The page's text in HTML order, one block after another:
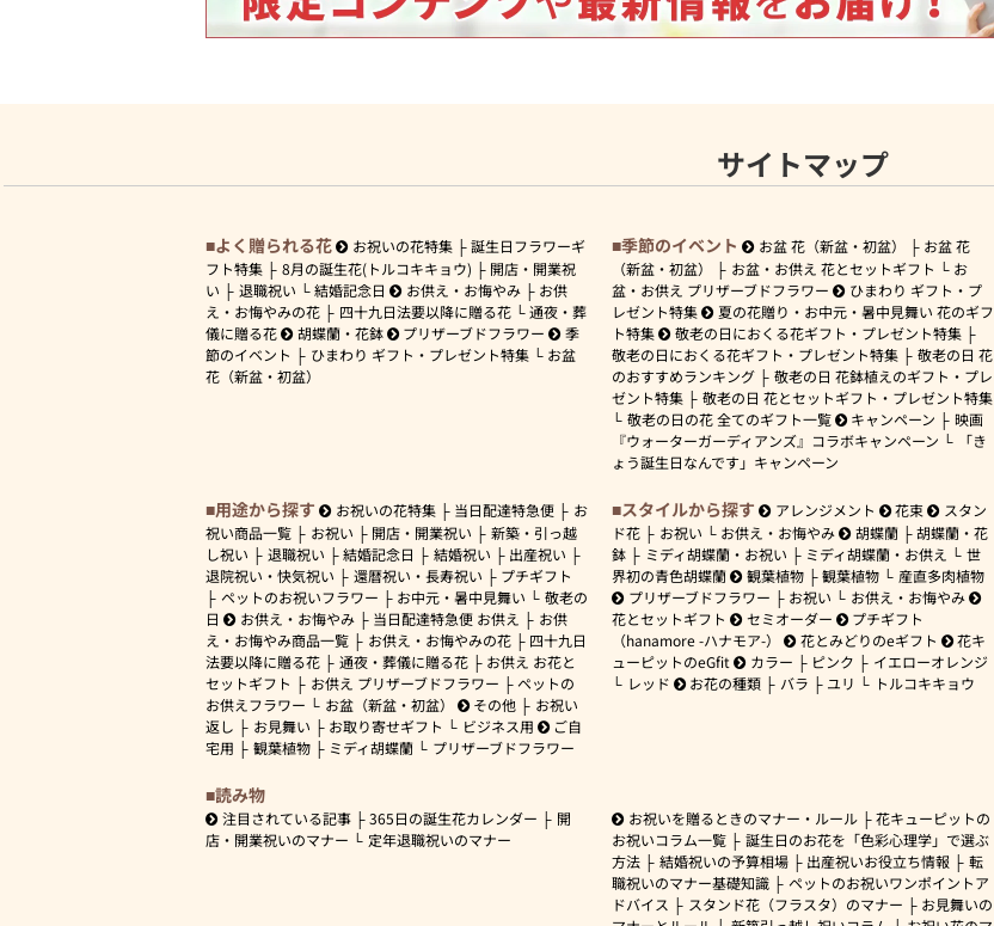
サイトマップ
よく贈られる花 お祝いの花特集
誕生日フラワーギ
フト特集
8月の誕生花(トルコキキョウ)
開店・開業祝
い
退職祝い 結婚記念日 お供え・お悔やみ
お供
え・お悔やみの花
四十九日法要以降に贈る花
通夜・葬
儀に贈る花
胡蝶蘭・花鉢 プリザーブドフラワー
季
節のイベント
ひまわり ギフト・プレゼント特集
お盆
花（新盆・初盆）
季節のイベント お盆 花（新盆・初盆）
お盆 花
（新盆・初盆）
お盆・お供え 花とセットギフト
お
盆・お供え プリザーブドフラワー
ひまわり ギフト・プ
レゼント特集
夏の花贈り・お中元・暑中見舞い 花のギフ
ト特集
敬老の日におくる花ギフト・プレゼント特集
敬老の日におくる花ギフト・プレゼント特集
敬老の日 花
のおすすめランキング
敬老の日 花鉢植えのギフト・プレ
ゼント特集
敬老の日 花とセットギフト・プレゼント特集
敬老の日の花 全てのギフト一覧
キャンペーン
映画
『ウォーターガーディアンズ』コラボキャンペーン
「き
ょう誕生日なんです」キャンペーン
用途から探す お祝いの花特集 当日配達特急便
お
祝い商品一覧
お祝い 開店・開業祝い
新築・引っ越
し祝い
退職祝い 結婚記念日 結婚祝い
出産祝い
退院祝い・快気祝い
還暦祝い・長寿祝い
プチギフト
ペットのお祝いフラワー
お中元・暑中見舞い
敬老の
日
お供え・お悔やみ 当日配達特急便 お供え
お供
え・お悔やみ商品一覧
お供え・お悔やみの花
四十九日
法要以降に贈る花
通夜・葬儀に贈る花
お供え お花と
セットギフト
お供え プリザーブドフラワー
ペットの
お供えフラワー
お盆（新盆・初盆） その他
お祝い
返し
お見舞い お取り寄せギフト ビジネス用
ご自
宅用
観葉植物 ミディ胡蝶蘭 プリザーブドフラワー
スタイルから探す アレンジメント 花束
スタン
ド花
お祝い お供え・お悔やみ 胡蝶蘭
胡蝶蘭・花
鉢
ミディ胡蝶蘭・お祝い ミディ胡蝶蘭・お供え
世
界初の青色胡蝶蘭
観葉植物 観葉植物
産直多肉植物
プリザーブドフラワー
お祝い
お供え・お悔やみ
花とセットギフト
セミオーダー
プチギフト
（hanamore -ハナモア-）
花とみどりのeギフト
花キ
ューピットのeGfit
カラー ピンク
イエローオレンジ
レッド
お花の種類 バラ ユリ トルコキキョウ
読み物
注目されている記事 365日の誕生花カレンダー
開
店・開業祝いのマナー
定年退職祝いのマナー
お祝いを贈るときのマナー・ルール
花キューピットの
お祝いコラム一覧
誕生日のお花を「色彩心理学」で選ぶ
方法
結婚祝いの予算相場 出産祝いお役立ち情報
転
職祝いのマナー基礎知識
ペットのお祝いワンポイントア
ドバイス
スタンド花（フラスタ）のマナー
お見舞いの